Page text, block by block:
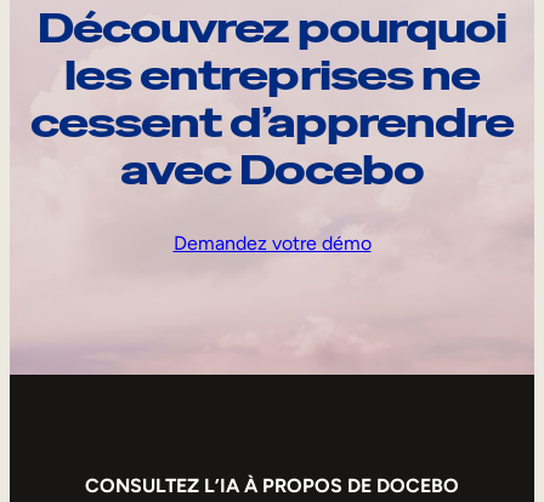
Découvrez pourquoi
les entreprises ne
cessent d’apprendre
avec Docebo
Demandez votre démo
CONSULTEZ L’IA À PROPOS DE DOCEBO